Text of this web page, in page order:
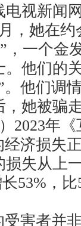
视新闻
，她在
，一个金
他们的
他们调
她被骗
年《
济损失
失从上
53%，
害者并